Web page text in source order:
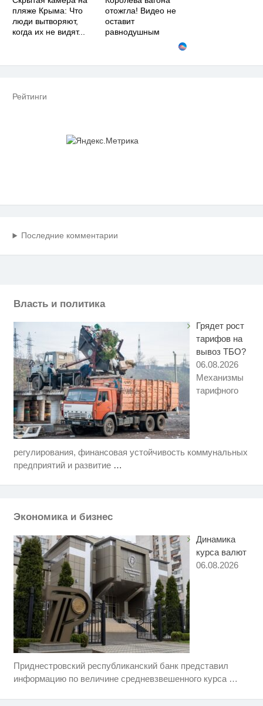
пляже Крыма: Что
люди вытворяют,
когда их не видят...
отожгла! Видео не
оставит
равнодушным
Рейтинги
Последние комментарии
Власть и политика
Грядет рост
тарифов на
вывоз ТБО?
06.08.2026
Механизмы
тарифного
регулирования, финансовая устойчивость коммунальных
предприятий и развитие …
Экономика и бизнес
Динамика
курса валют
06.08.2026
Приднестровский республиканский банк представил
информацию по величине средневзвешенного курса …
i
Этот танец невесты оставит вас
без слов! Пересмотрела 10 раз
Ржу не переставая, это видео
"Потеряли стыд в погоне за
семейке Плющенко
i
Скрытая камера на пляже
когда их не видят...
Ролик длится пару секунд, но